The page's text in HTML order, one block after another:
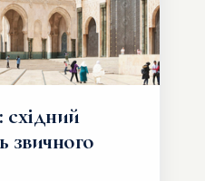
звичного